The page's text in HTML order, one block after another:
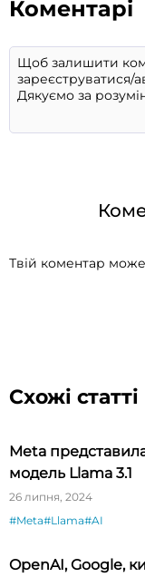
Коментарі
Твій коментар
Схожі статті
Meta
модель Llama 3.1
26 липня, 2024
#Meta#Llama#AI
OpenAI, Google,